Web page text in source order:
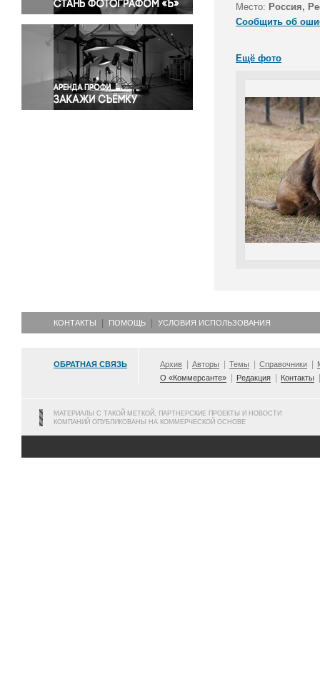
Религия
Светская жизнь
Спорт
Экология
Экономика и бизнес
Место: Россия,
Сообщить об
Ещё фото
КОНТАКТЫ ПОМОЩЬ УСЛОВИЯ ИСПОЛЬЗОВАНИЯ
ОБРАТНАЯ СВЯЗЬ Архив Авторы Темы Справочники
О «Коммерсанте»
Редакция Контакты
МАТЕРИАЛЫ С ТАКОЙ МЕТКОЙ, ПАРТНЕРСКИЕ ПРОЕКТЫ И НОВОСТИ
КОМПАНИЙ ОПУБЛИКОВАНЫ НА КОММЕРЧЕСКОЙ ОСНОВЕ